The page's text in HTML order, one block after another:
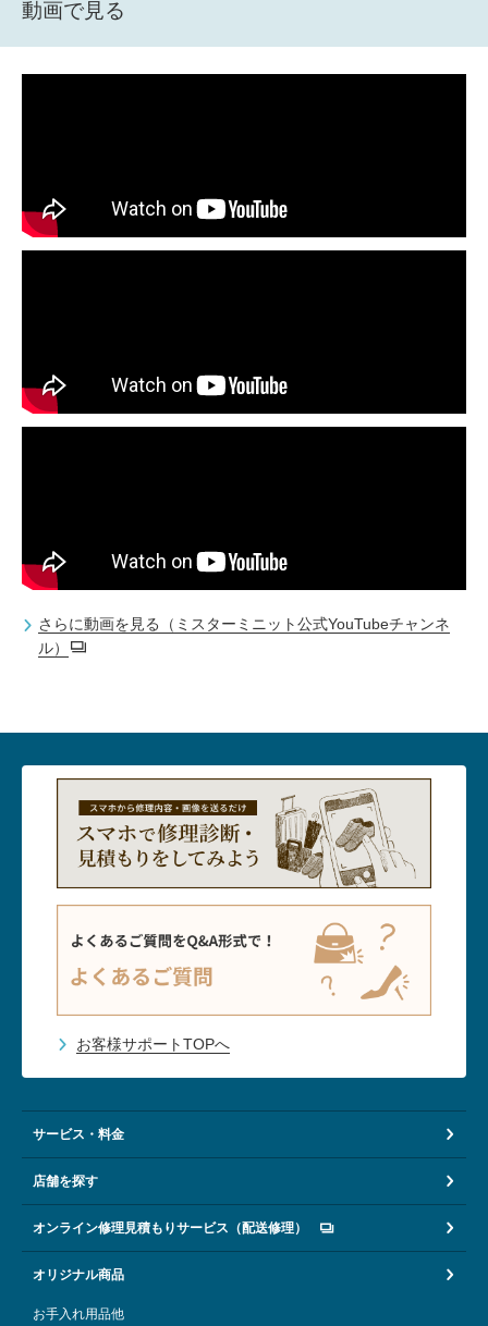
動画で見る
さらに動画を見る（ミスターミニット公式YouTubeチャンネ
ル）
お客様サポートTOPへ
サービス・料金
店舗を探す
オンライン修理見積もりサービス（配送修理）
オリジナル商品
お手入れ用品他